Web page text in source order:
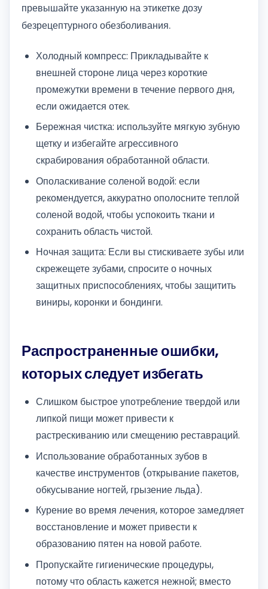
превышайте указанную на этикетке дозу
безрецептурного обезболивания.
Холодный компресс: Прикладывайте к
внешней стороне лица через короткие
промежутки времени в течение первого дня,
если ожидается отек.
Бережная чистка: используйте мягкую зубную
щетку и избегайте агрессивного
скрабирования обработанной области.
Ополаскивание соленой водой: если
рекомендуется, аккуратно ополосните теплой
соленой водой, чтобы успокоить ткани и
сохранить область чистой.
Ночная защита: Если вы стискиваете зубы или
скрежещете зубами, спросите о ночных
защитных приспособлениях, чтобы защитить
виниры, коронки и бондинги.
Распространенные ошибки,
которых следует избегать
Слишком быстрое употребление твердой или
липкой пищи может привести к
растрескиванию или смещению реставраций.
Использование обработанных зубов в
качестве инструментов (открывание пакетов,
обкусывание ногтей, грызение льда).
Курение во время лечения, которое замедляет
восстановление и может привести к
образованию пятен на новой работе.
Пропускайте гигиенические процедуры,
потому что область кажется нежной; вместо